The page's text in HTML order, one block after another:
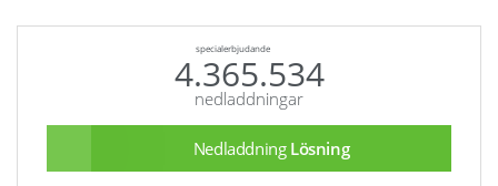
specialerbjudande
4.365.534
nedladdningar
Nedladdning Lösning